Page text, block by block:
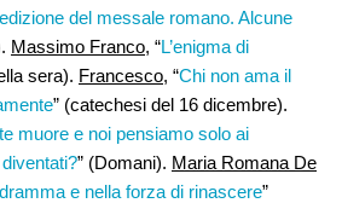
del messale romano. Alcune
Massimo Franco, “L’enigma di
sera). Francesco, “Chi non ama il
” (catechesi del 16 dicembre).
muore e noi pensiamo solo ai
” (Domani). Maria Romana De
e nella forza di rinascere”